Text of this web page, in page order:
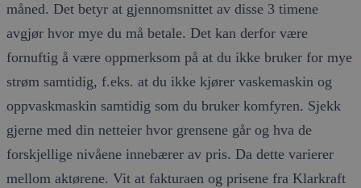
måned. Det betyr at gjennomsnittet av disse 3 timene
avgjør hvor mye du må betale. Det kan derfor være
fornuftig å være oppmerksom på at du ikke bruker for mye
strøm samtidig, f.eks. at du ikke kjører vaskemaskin og
oppvaskmaskin samtidig som du bruker komfyren. Sjekk
gjerne med din netteier hvor grensene går og hva de
forskjellige nivåene innebærer av pris. Da dette varierer
mellom aktørene. Vit at fakturaen og prisene fra Klarkraft